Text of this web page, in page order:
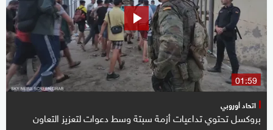
01:59
اتحاد أوروبي
بروكسل تحتوي تداعيات أزمة سبتة وسط دعوات لتعزيز التعاون